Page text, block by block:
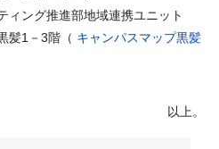
ィング推進部地域連携ユニット
髪1－3階（ キャンパスマップ黒髪
以上。